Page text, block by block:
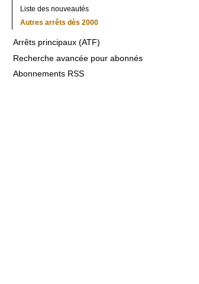
Liste des nouveautés
Autres arrêts dès 2000
Arrêts principaux (ATF)
Recherche avancée pour abonnés
Abonnements RSS